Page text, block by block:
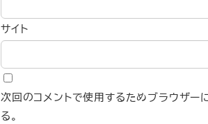
サイト
次回のコメントで使用するためブラウザー
る。